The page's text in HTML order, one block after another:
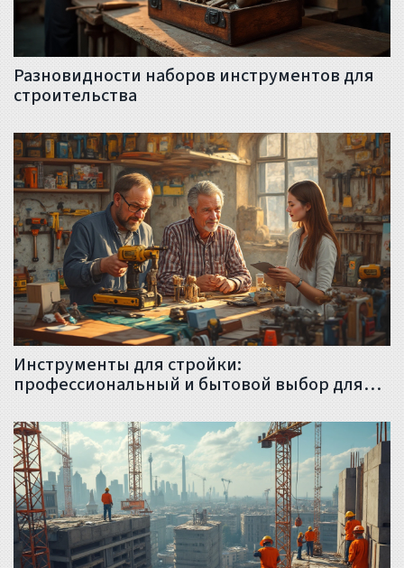
Разновидности наборов инструментов для
строительства
Инструменты для стройки:
профессиональный и бытовой выбор для